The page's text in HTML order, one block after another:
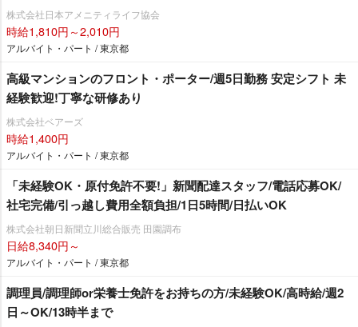
株式会社日本アメニティライフ協会
時給1,810円～2,010円
アルバイト・パート / 東京都
高級マンションのフロント・ポーター/週5日勤務 安定シフト 未
経験歓迎!丁寧な研修あり
株式会社ベアーズ
時給1,400円
アルバイト・パート / 東京都
「未経験OK・原付免許不要!」新聞配達スタッフ/電話応募OK/
社宅完備/引っ越し費用全額負担/1日5時間/日払いOK
株式会社朝日新聞立川総合販売 田園調布
日給8,340円～
アルバイト・パート / 東京都
調理員/調理師or栄養士免許をお持ちの方/未経験OK/高時給/週2
日～OK/13時半まで